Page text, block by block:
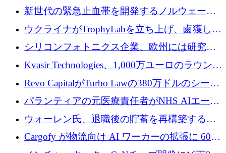
億ユーロの防衛および二重用途成長基金EDM
を開始、ヨーロッパのシリコンフォトニクス
に警告
新世代の緊急止血帯を開発するノルウェーの
スタートアップ企業を紹介する
ウクライナがTrophyLabを立ち上げ、鹵獲した
ロシア兵器を戦場の研究開発プラットフォー
ムに変える
シリコンフォトニクス企業、欧州には研究を
商業的に成功させるためのインフラが不足し
Kvasir Technologies、1,000万ユーロのラウンド
で成長を促進
Revo CapitalがTurbo Lawの380万ドルのシード
ラウンドを主導し、訴訟プラットフォームを
パランティアの元医療責任者がNHS AIエージ
ェントの立ち上げに1,000万ポンドを調達
ウォーレン氏、退職後の貯蓄を再構築するた
めに1,000万ユーロを調達
Cargofy が物流向け AI ワーカーの拡張に 600
万ドルを獲得